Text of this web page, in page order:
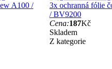
A100 /
3x ochranná fólie
/ BV9200
Cena:187Kč
Skladem
Z kategorie